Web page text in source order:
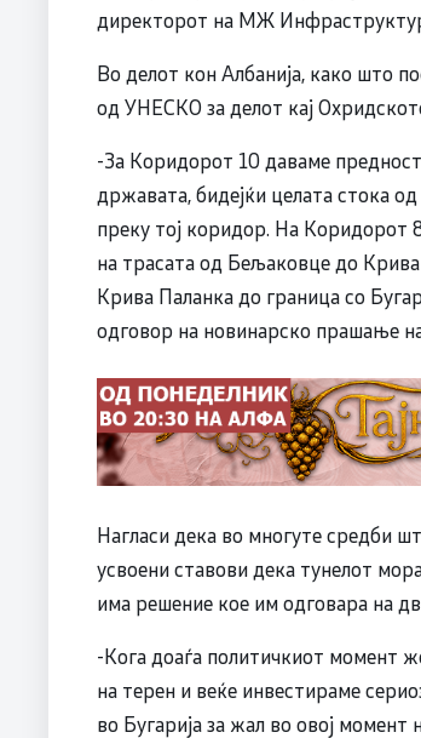
директорот на МЖ
Во делот кон Албанија, како што
од УНЕСКО за делот кај
-За Коридорот 10 даваме
државата, бидејќи целата стока
преку тој коридор. На Коридорот
на трасата од Бељаковце до
Крива Паланка до граница со
одговор на новинарско прашање
Нагласи дека во многуте средби
усвоени ставови дека тунелот
има решение кое им одговара на
-Кога доаѓа политичкиот момент
на терен и веќе инвестираме
во Бугарија за жал во овој